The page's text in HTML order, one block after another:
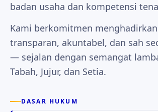
badan usaha dan kompetensi
Kami berkomitmen
transparan, akuntabel, dan sah
— sejalan dengan semangat
Tabah, Jujur, dan Setia.
DASAR HUKUM